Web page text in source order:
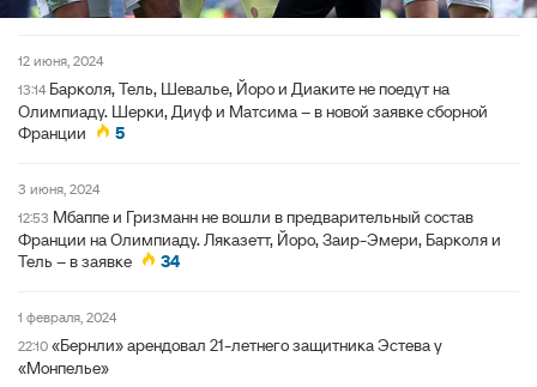
12 июня, 2024
13:14 Барколя, Тель, Шевалье, Йоро и Диаките не поедут на
Олимпиаду. Шерки, Диуф и Матсима – в новой заявке сборной
Франции
5
3 июня, 2024
12:53 Мбаппе и Гризманн не вошли в предварительный состав
Франции на Олимпиаду. Ляказетт, Йоро, Заир-Эмери, Барколя и
Тель – в заявке
34
1 февраля, 2024
22:10 «Бернли» арендовал 21-летнего защитника Эстева у
«Монпелье»